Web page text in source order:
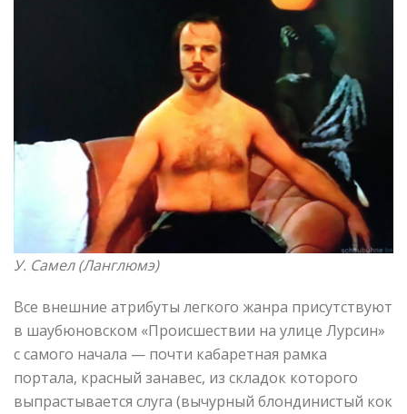
У. Самел(Ланглюмэ)
Все внешние атрибуты легкого жанра присутствуют
в шаубюновском «Происшествии на улице Лурсин»
с самого начала — почти кабаретная рамка
портала, красный занавес, из складок которого
выпрастывается слуга (вычурный блондинистый кок